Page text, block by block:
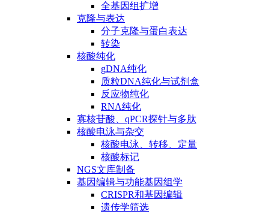
全基因组扩增
克隆与表达
分子克隆与蛋白表达
转染
核酸纯化
gDNA纯化
质粒DNA纯化与试剂盒
反应物纯化
RNA纯化
寡核苷酸、qPCR探针与多肽
核酸电泳与杂交
核酸电泳、转移、定量
核酸标记
NGS文库制备
基因编辑与功能基因组学
CRISPR和基因编辑
遗传学筛选